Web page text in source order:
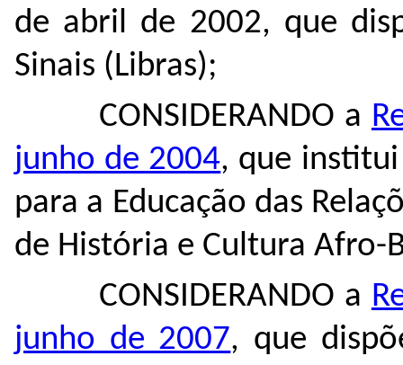
de abril de 2002, que
Sinais (Libras);
CONSIDERANDO a
junho de 2004, que
para a Educação das
de História e Cultura Afro-
CONSIDERANDO a
junho de 2007, que